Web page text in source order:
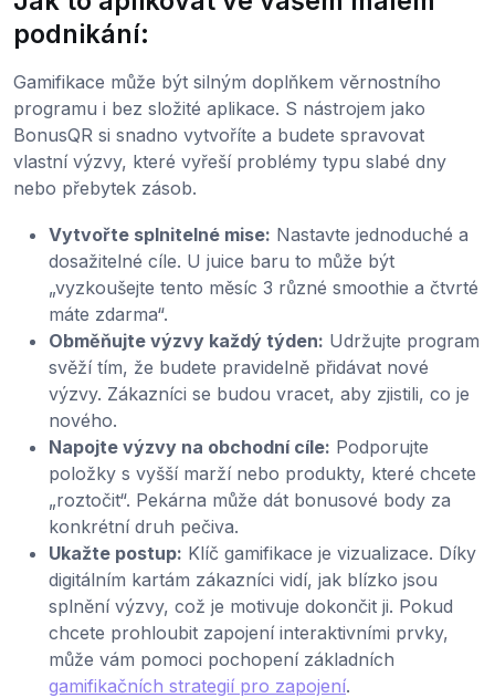
podnikání:
Gamifikace může být silným doplňkem věrnostního
programu i bez složité aplikace. S nástrojem jako
BonusQR si snadno vytvoříte a budete spravovat
vlastní výzvy, které vyřeší problémy typu slabé dny
nebo přebytek zásob.
Vytvořte splnitelné mise: Nastavte jednoduché a
dosažitelné cíle. U juice baru to může být
„vyzkoušejte tento měsíc 3 různé smoothie a čtvrté
máte zdarma“.
Obměňujte výzvy každý týden: Udržujte program
svěží tím, že budete pravidelně přidávat nové
výzvy. Zákazníci se budou vracet, aby zjistili, co je
nového.
Napojte výzvy na obchodní cíle: Podporujte
položky s vyšší marží nebo produkty, které chcete
„roztočit“. Pekárna může dát bonusové body za
konkrétní druh pečiva.
Ukažte postup: Klíč gamifikace je vizualizace. Díky
digitálním kartám zákazníci vidí, jak blízko jsou
splnění výzvy, což je motivuje dokončit ji. Pokud
chcete prohloubit zapojení interaktivními prvky,
může vám pomoci pochopení základních
gamifikačních strategií pro zapojení.